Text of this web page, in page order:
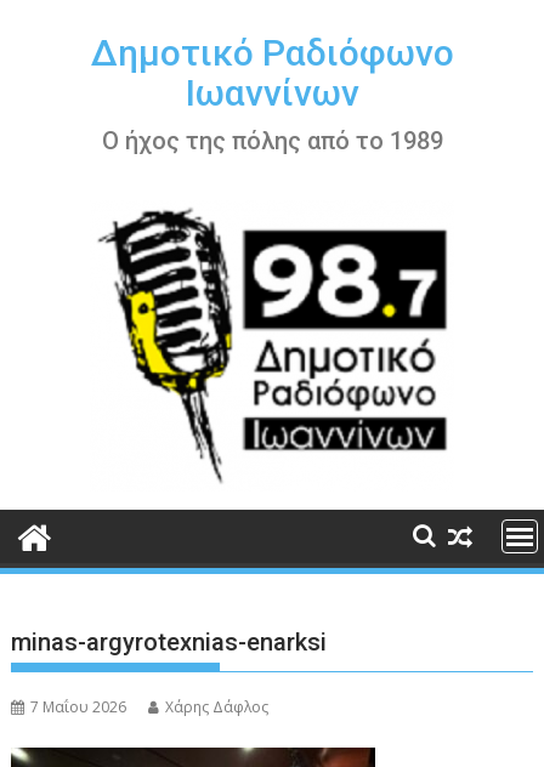
περιεχόμενοΔημοτικό Ραδιόφωνο
Ιωαννίνων
Ο ήχος της πόλης από το 1989
minas-argyrotexnias-enarksi
7 Μαΐου 2026 Χάρης Δάφλος